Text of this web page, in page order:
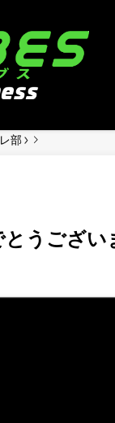
部
うござい